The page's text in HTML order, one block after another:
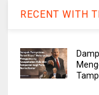
RECENT WITH